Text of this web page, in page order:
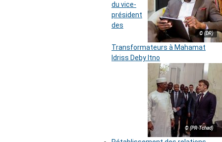
© (DR)
du vice-
président
des
Transformateurs à Mahamat
Idriss Deby Itno
© (PR-Tchad)